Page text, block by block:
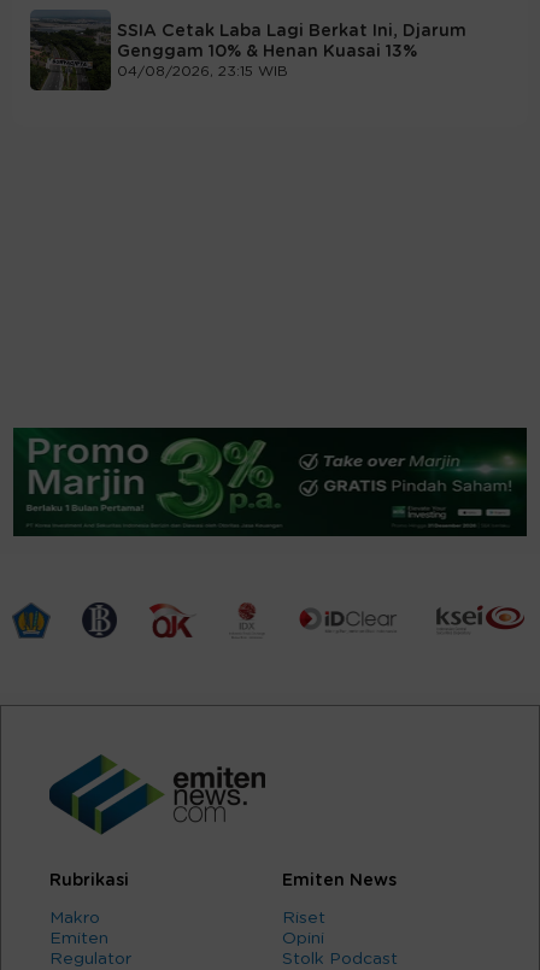
SSIA Cetak Laba Lagi Berkat Ini, Djarum
Genggam 10% & Henan Kuasai 13%
04/08/2026, 23:15 WIB
Rubrikasi
Makro
Emiten
Regulator
Emiten News
Riset
Opini
Stolk Podcast